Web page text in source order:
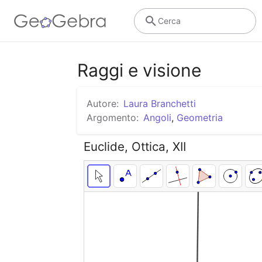
Cerca
Raggi e visione
Autore: Laura Branchetti
Argomento: Angoli, Geometria
Euclide, Ottica, XII